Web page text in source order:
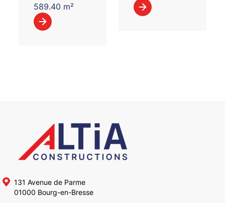
589.40 m²
131 Avenue de Parme
01000 Bourg-en-Bresse